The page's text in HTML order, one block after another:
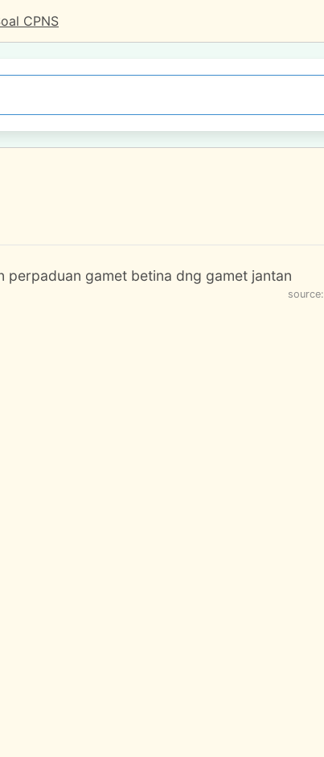
CPNS
gamet betina dng gamet jantan
source: